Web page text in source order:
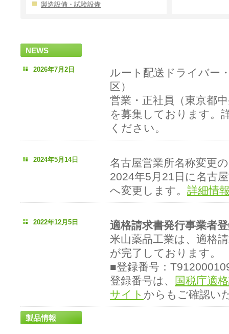
製造設備・試験設備
NEWS
2026年7月2日
ルート配送ドライバー
区）
営業・正社員（東京都
を募集しております。
ください。
2024年5月14日
名古屋営業所名称変更
2024年5月21日に名古
へ変更します。 詳細情
2022年12月5日
適格請求書発行事業者
米山薬品工業は、適格
が完了しております。
■登録番号：
登録番号は、
国税庁適
サイト からもご確認い
製品情報